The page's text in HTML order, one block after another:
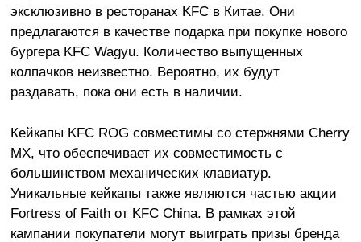
эксклюзивно в ресторанах KFC в Китае. Они
предлагаются в качестве подарка при покупке нового
бургера KFC Wagyu. Количество выпущенных
колпачков неизвестно. Вероятно, их будут
раздавать, пока они есть в наличии.
Кейкапы KFC ROG совместимы со стержнями Cherry
MX, что обеспечивает их совместимость с
большинством механических клавиатур.
Уникальные кейкапы также являются частью акции
Fortress of Faith от KFC China. В рамках этой
кампании покупатели могут выиграть призы бренда